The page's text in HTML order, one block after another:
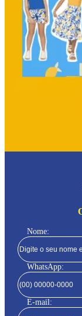
Nome:
WhatsApp:
E-mail: